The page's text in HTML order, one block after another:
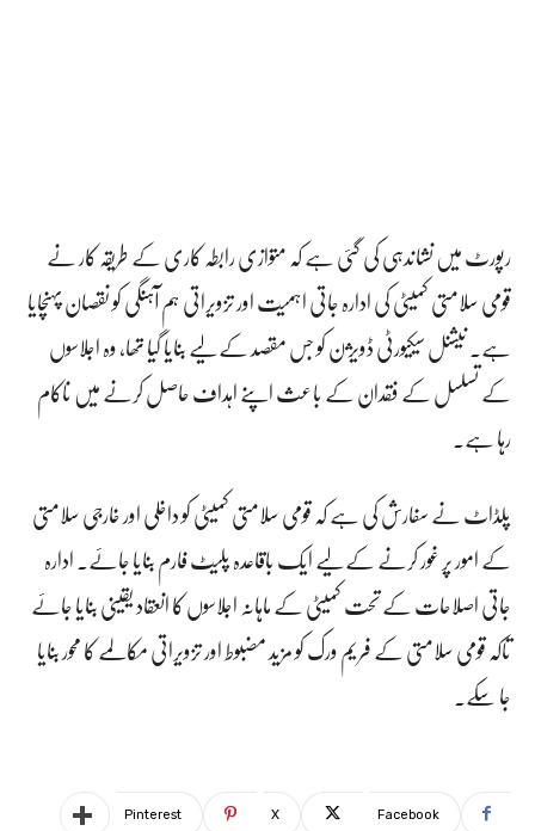
رپورٹ میں نشاندہی کی گئی ہے کہ متوازی رابطہ کاری کے طریقہ کار نے
قومی سلامتی کمیٹی کی ادارہ جاتی اہمیت اور تزویراتی ہم آہنگی کو نقصان پہنچایا
ہے۔ نیشنل سیکیورٹی ڈویژن کو جس مقصد کے لیے بنایا گیا تھا، وہ اجلاسوں
کے تسلسل کے فقدان کے باعث اپنے اہداف حاصل کرنے میں ناکام
رہا ہے۔
پلڈاٹ نے سفارش کی ہے کہ قومی سلامتی کمیٹی کو داخلی اور خارجی سلامتی
کے امور پر غور کرنے کے لیے ایک باقاعدہ پلیٹ فارم بنایا جائے۔ ادارہ
جاتی اصلاحات کے تحت کمیٹی کے ماہانہ اجلاسوں کا انعقاد یقینی بنایا جائے
تاکہ قومی سلامتی کے فریم ورک کو مزید مضبوط اور تزویراتی مکالمے کا محور بنایا
جا سکے۔
Facebook
X
Pinterest